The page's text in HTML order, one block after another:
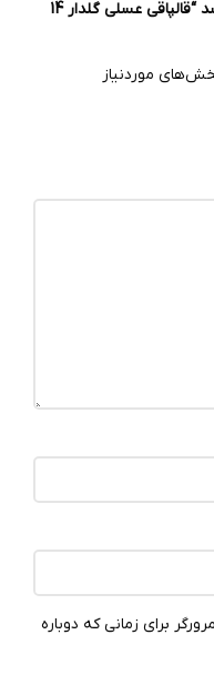
اولین کسی باشید که دیدگاهی می نویسد “قالپاقی عسلی گلدار 14
موردنیاز
برای زمانی که دوباره